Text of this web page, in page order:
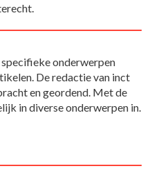
onderwerpen
De redactie van inct
en geordend. Met de
in diverse onderwerpen in.